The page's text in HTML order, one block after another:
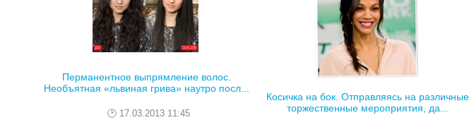
Перманентное выпрямление волос.
Необъятная «львиная грива» наутро посл...
17.03.2013 11:45
Косичка на бок. Отправляясь на различные
торжественные мероприятия, да...